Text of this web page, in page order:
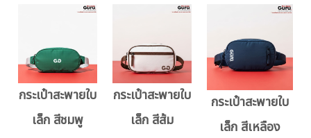
กระเป๋าสะพายใบ
เล็ก สีชมพู
กระเป๋าสะพายใบ
เล็ก สีส้ม
กระเป๋าสะพายใบ
เล็ก สีเหลือง